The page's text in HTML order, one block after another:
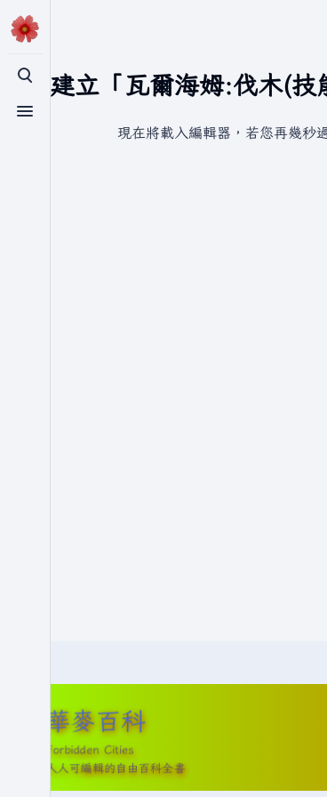
切換搜尋
切換選單
正在建立「瓦爾海姆:伐木(技
現在將載入編輯器，若您再幾秒
華麥百科
Forbidden Cities
人人可編輯的自由百科全書